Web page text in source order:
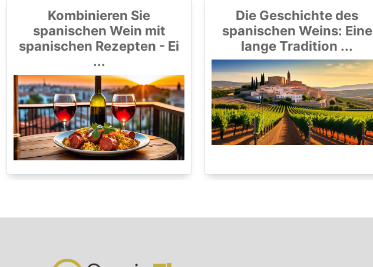
Kombinieren Sie
spanischen Wein mit
spanischen Rezepten - Ei
...
Die Geschichte des
spanischen Weins: Eine
lange Tradition ...